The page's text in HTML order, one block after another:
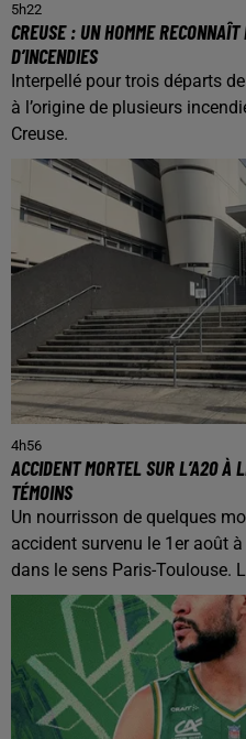
5h22
CREUSE : UN HOMME
D’INCENDIES
Interpellé pour trois départs
à l’origine de plusieurs
Creuse.
4h56
ACCIDENT MORTEL SUR L’A20 À
TÉMOINS
Un nourrisson de quelques
accident survenu le 1er août
dans le sens Paris-Toulouse.